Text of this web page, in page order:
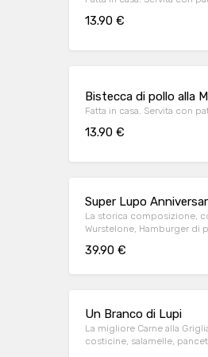
13.90 €
Bistecca di pollo alla
Fatta in casa. Servita con
13.90 €
Super Lupo
La storica composizione,
Wurstelone, Hamburger di
39.90 €
Un Branco di Lupi
La migliore Carne alla
costicine, salamelle,